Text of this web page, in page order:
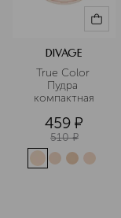
DIVAGE
True Color
Пудра
компактная
459 ¤
510 ¤